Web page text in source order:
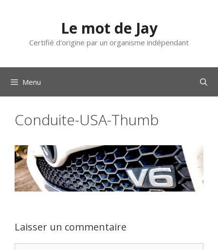
Le mot de Jay
Certifié d'origine par un organisme indépendant
Menu
Conduite-USA-Thumb
Laisser un commentaire